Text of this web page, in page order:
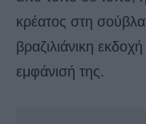
κρέατος στη
βραζιλιάνικη
εμφάνισή της.